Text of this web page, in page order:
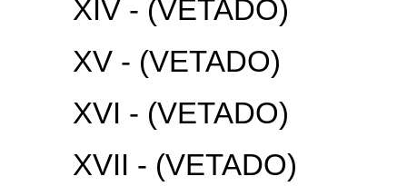
XIV - (VETADO)
XV - (VETADO)
XVI - (VETADO)
XVII - (VETADO)